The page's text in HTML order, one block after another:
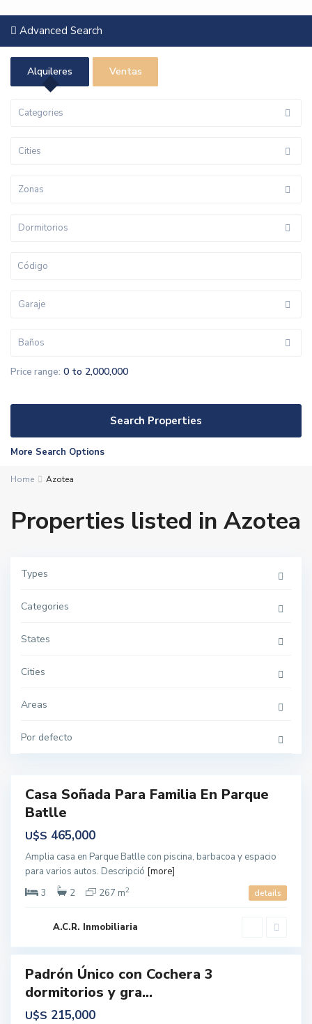
Advanced Search
Alquileres Ventas
Categories
Cities
Zonas
Dormitorios
Garaje
Baños
Price range: 0 to 2,000,000
More Search Options
Home Azotea
Properties listed in Azotea
Types
Categories
States
Cities
Areas
Por defecto
a
u
e
t
e
,
n
t
i
e
Featured
Casa Soñada Para Familia En Parque
Batlle
U$S 465,000
Amplia casa en Parque Batlle con piscina, barbacoa y espacio
para varios autos. Descripció [more]
3
2 267 m2 details
A.C.R. Inmobiliaria
o
o
s
N
u
v
,
M
o
t
e
o
Padrón Único con Cochera 3
dormitorios y gra...
U$S 215,000